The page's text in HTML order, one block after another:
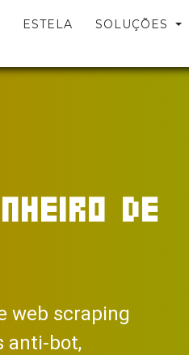
ESTELA SOLUÇÕES
DE
web scraping
anti-bot,